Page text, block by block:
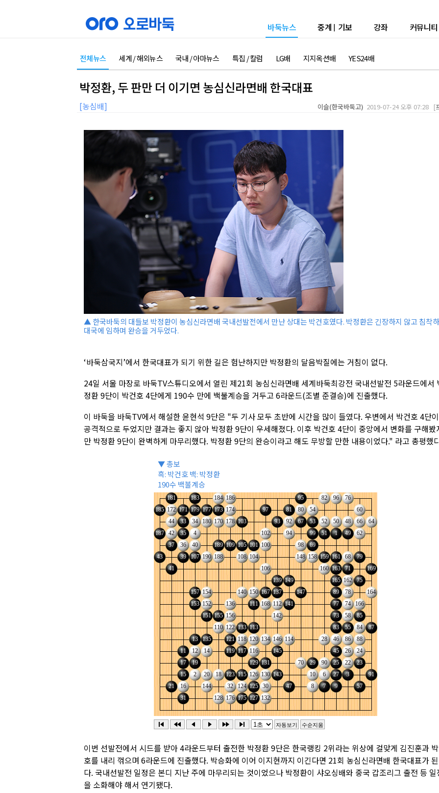
바둑뉴스 중계 | 기보 강좌 커뮤니티
전체뉴스 세계 / 해외뉴스 국내 / 아마뉴스 특집 / 칼럼 LG배 지지옥션배 YES24배
박정환, 두 판만 더 이기면 농심신라면배 한국대표
[농심배] 이슬(한국바둑고) 2019-07-24 오후 07:28 [
▲ 한국바둑의 대들보 박정환이 농심신라면배 국내선발전에서 만난 상대는 박건호였다. 박정환은 긴장하지 않고 침착
대국에 임하며 완승을 거두었다.
‘바둑삼국지’에서 한국대표가 되기 위한 길은 험난하지만 박정환의 달음박질에는 거침이 없다.
24일 서울 마장로 바둑TV스튜디오에서 열린 제21회 농심신라면배 세계바둑최강전 국내선발전 5라운드에서
정환 9단이 박건호 4단에게 190수 만에 백불계승을 거두고 6라운드(조별 준결승)에 진출했다.
이 바둑을 바둑TV에서 해설한 윤현석 9단은 "두 기사 모두 초반에 시간을 많이 들였다. 우변에서 박건호 4단이
공격적으로 두었지만 결과는 좋지 않아 박정환 9단이 우세해졌다. 이후 박건호 4단이 중앙에서 변화를 구해봤
만 박정환 9단이 완벽하게 마무리했다. 박정환 9단의 완승이라고 해도 무방할 만한 내용이었다." 라고 총평했
▼ 총보
흑: 박건호 백: 박정환
190수 백불계승
이번 선발전에서 시드를 받아 4라운드부터 출전한 박정환 9단은 한국랭킹 2위라는 위상에 걸맞게 김진훈과
호를 내리 꺾으며 6라운드에 진출했다. 박승화에 이어 이지현까지 이긴다면 21회 농심신라면배 한국대표가 된
다. 국내선발전 일정은 본디 지난 주에 마무리되는 것이었으나 박정환이 샤오싱배와 중국 갑조리그 출전 등 일
을 소화해야 해서 연기됐다.